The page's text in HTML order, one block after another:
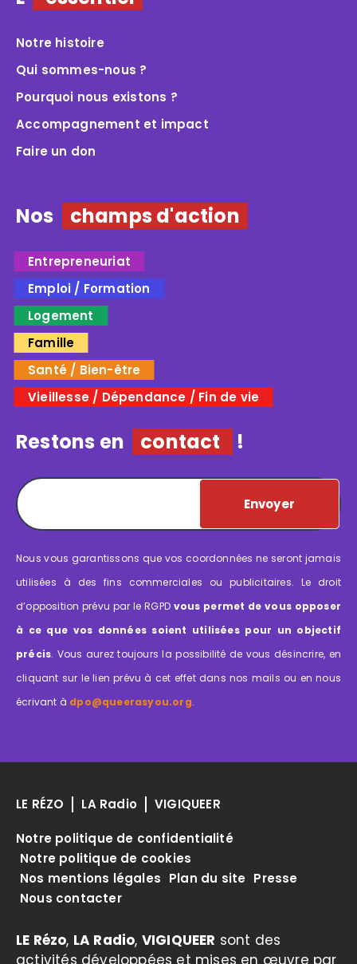
Notre histoire
Qui sommes-nous ?
Pourquoi nous existons ?
Accompagnement et impact
Faire un don
Nos champs d'action
Entrepreneuriat
Emploi / Formation
Logement
Famille
Santé / Bien-être
Vieillesse / Dépendance / Fin de vie
Restons en contact !
Envoyer
Nous vous garantissons que vos coordonnées ne seront jamais
utilisées à des fins commerciales ou publicitaires. Le droit
d’opposition prévu par le RGPD vous permet de vous opposer
à ce que vos données soient utilisées pour un objectif
précis. Vous aurez toujours la possibilité de vous désincrire, en
cliquant sur le lien prévu à cet effet dans nos mails ou en nous
écrivant à dpo@queerasyou.org.
LE RÉZO LA Radio VIGIQUEER
Notre politique de confidentialité
Notre politique de cookies
Nos mentions légales Plan du site Presse
Nous contacter
LE Rézo, LA Radio, VIGIQUEER sont des